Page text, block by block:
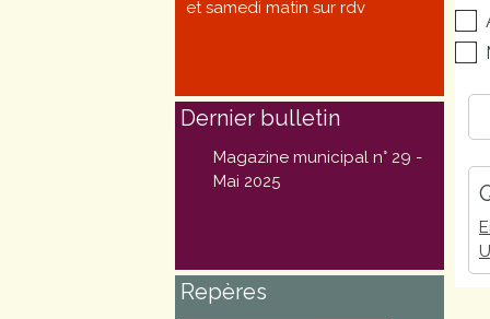
Réglementation
Démarches
Rhône
et samedi matin sur rdv
Dernier bulletin
Magazine municipal n° 29 -
Mai 2025
Repères